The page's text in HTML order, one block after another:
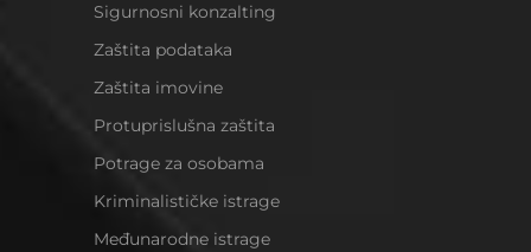
Sigurnosni konzalting
Zaštita podataka
Zaštita imovine
Protuprislušna zaštita
Potrage za osobama
Kriminalističke istrage
Međunarodne istrage